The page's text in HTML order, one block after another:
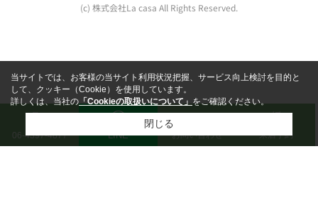
(c) 株式会社La casa All Rights Reserved.
06-4397-4877 LINE お問い合わせ 来店予約
当サイトでは、お客様の当サイト利用状況把握、サービス向上検討を目的と
して、クッキー（Cookie）を使用しています。
詳しくは、当社の「Cookieの取扱いについて」をご確認ください。
閉じる